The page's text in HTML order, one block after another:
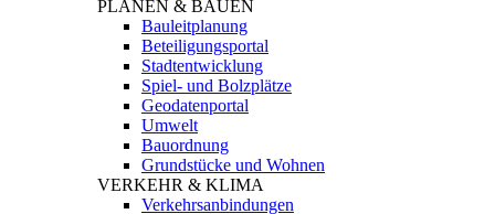
PLANEN & BAUEN
Bauleitplanung
Beteiligungsportal
Stadtentwicklung
Spiel- und Bolzplätze
Geodatenportal
Umwelt
Bauordnung
Grundstücke und Wohnen
VERKEHR & KLIMA
Verkehrsanbindungen